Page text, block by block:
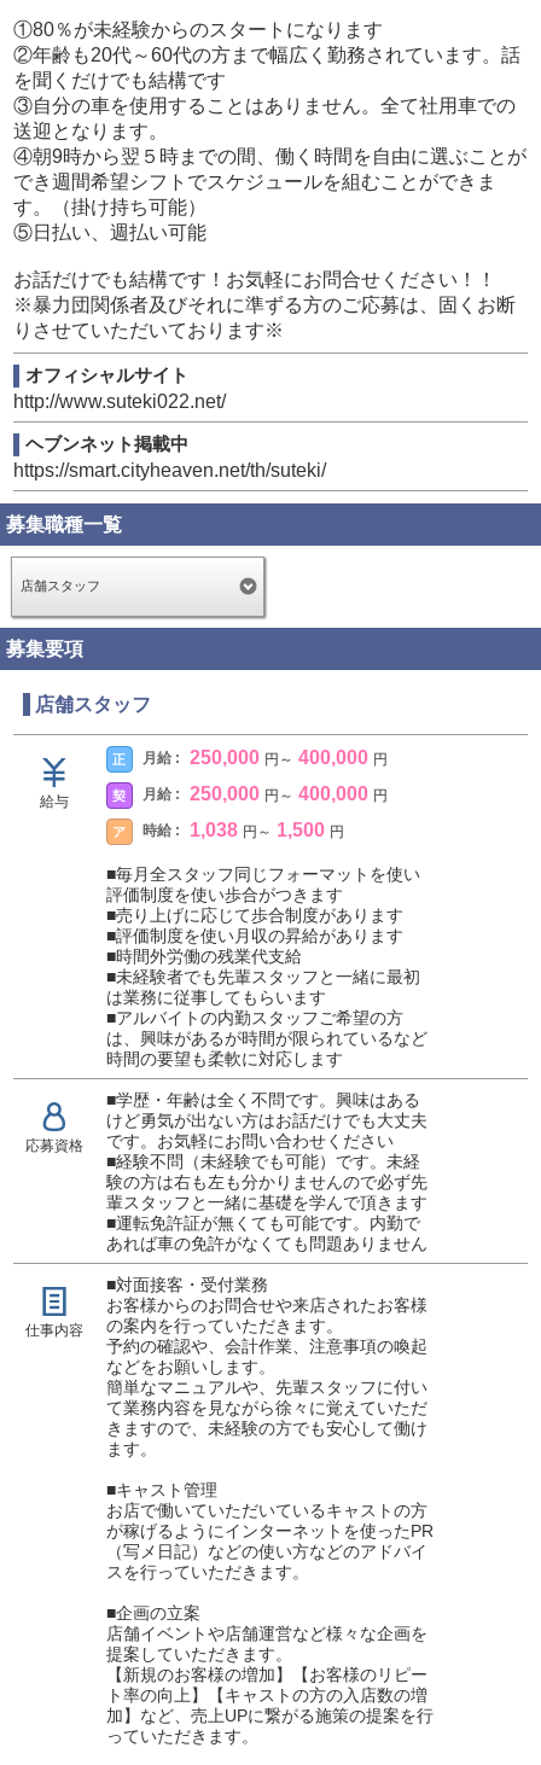
①80％が未経験からのスタートになります
②年齢も20代～60代の方まで幅広く勤務されています。話
を聞くだけでも結構です
③自分の車を使用することはありません。全て社用車での
送迎となります。
④朝9時から翌５時までの間、働く時間を自由に選ぶことが
でき週間希望シフトでスケジュールを組むことができま
す。（掛け持ち可能）
⑤日払い、週払い可能
お話だけでも結構です！お気軽にお問合せください！！
※暴力団関係者及びそれに準ずる方のご応募は、固くお断
りさせていただいております※
オフィシャルサイト
http://www.suteki022.net/
ヘブンネット掲載中
https://smart.cityheaven.net/th/suteki/
募集職種一覧
店舗スタッフ
募集要項
店舗スタッフ
給与
正 月給 : 250,000 円 ～ 400,000 円
契 月給 : 250,000 円 ～ 400,000 円
ア 時給 : 1,038 円 ～ 1,500 円
■毎月全スタッフ同じフォーマットを使い
評価制度を使い歩合がつきます
■売り上げに応じて歩合制度があります
■評価制度を使い月収の昇給があります
■時間外労働の残業代支給
■未経験者でも先輩スタッフと一緒に最初
は業務に従事してもらいます
■アルバイトの内勤スタッフご希望の方
は、興味があるが時間が限られているなど
時間の要望も柔軟に対応します
応募資格
■学歴・年齢は全く不問です。興味はある
けど勇気が出ない方はお話だけでも大丈夫
です。お気軽にお問い合わせください
■経験不問（未経験でも可能）です。未経
験の方は右も左も分かりませんので必ず先
輩スタッフと一緒に基礎を学んで頂きます
■運転免許証が無くても可能です。内勤で
あれば車の免許がなくても問題ありません
仕事内容
■対面接客・受付業務
お客様からのお問合せや来店されたお客様
の案内を行っていただきます。
予約の確認や、会計作業、注意事項の喚起
などをお願いします。
簡単なマニュアルや、先輩スタッフに付い
て業務内容を見ながら徐々に覚えていただ
きますので、未経験の方でも安心して働け
ます。
■キャスト管理
お店で働いていただいているキャストの方
が稼げるようにインターネットを使ったPR
（写メ日記）などの使い方などのアドバイ
スを行っていただきます。
■企画の立案
店舗イベントや店舗運営など様々な企画を
提案していただきます。
【新規のお客様の増加】【お客様のリピー
ト率の向上】【キャストの方の入店数の増
加】など、売上UPに繋がる施策の提案を行
っていただきます。